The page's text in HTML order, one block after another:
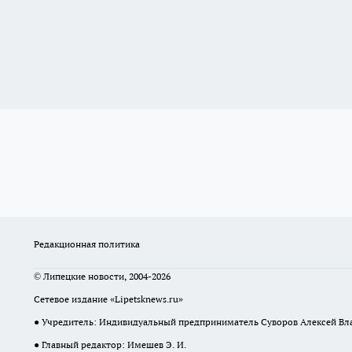
Редакционная политика
© Липецкие новости, 2004-2026
Сетевое издание «Lipetsknews.ru»
● Учредитель: Индивидуальный предприниматель Суворов Алексей
● Главный редактор: Имешев Э. И.